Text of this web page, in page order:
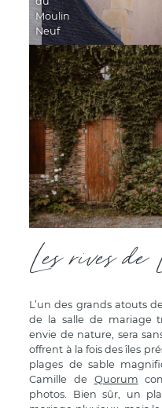
Moulin
Neuf
Les rives
L’un des grands atouts de
de la salle de mariage
envie de nature, sera
offrent à la fois des îles
plages de sable
Camille de Quorum
photos. Bien sûr, un